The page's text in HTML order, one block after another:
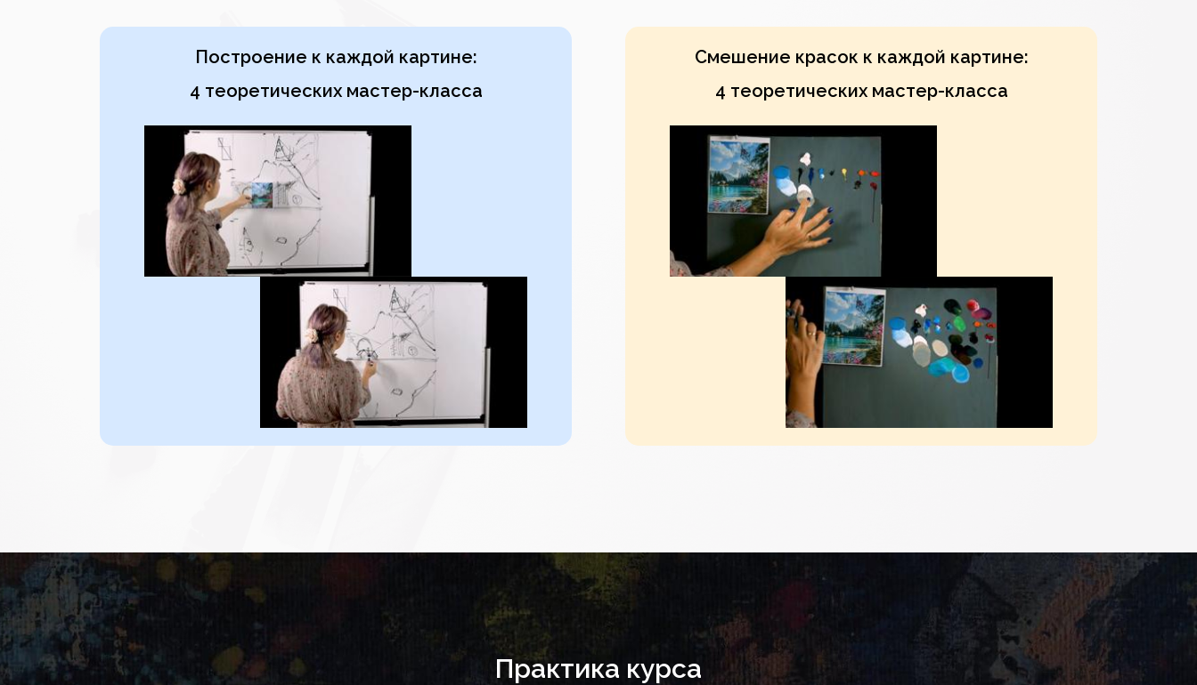
Построение к каждой картине:
4 теоретических мастер-класса
Смешение красок к каждой картине:
4 теоретических мастер-класса
Практика курса